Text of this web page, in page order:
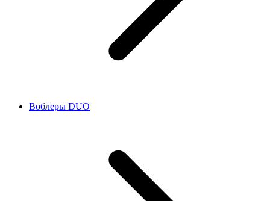
Воблеры DUO